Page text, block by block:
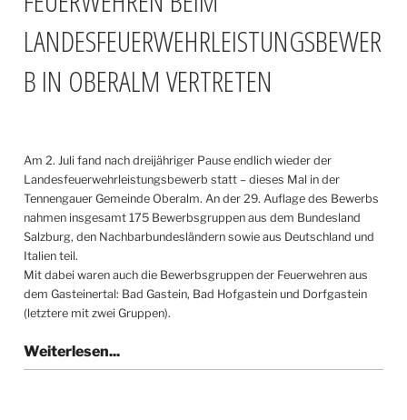
LANDESFEUERWEHRLEISTUNGSBEWER
B IN OBERALM VERTRETEN
Am 2. Juli fand nach dreijähriger Pause endlich wieder der
Landesfeuerwehrleistungsbewerb statt – dieses Mal in der
Tennengauer Gemeinde Oberalm. An der 29. Auflage des Bewerbs
nahmen insgesamt 175 Bewerbsgruppen aus dem Bundesland
Salzburg, den Nachbarbundesländern sowie aus Deutschland und
Italien teil.
Mit dabei waren auch die Bewerbsgruppen der Feuerwehren aus
dem Gasteinertal: Bad Gastein, Bad Hofgastein und Dorfgastein
(letztere mit zwei Gruppen).